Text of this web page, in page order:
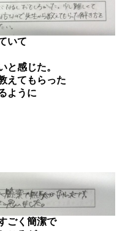
いて
と感じた。
えてもらった
ように
ごく簡潔で